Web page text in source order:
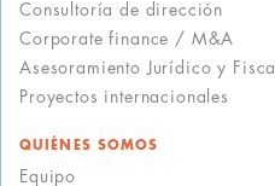
Consultoría de dirección
Corporate finance / M&A
Asesoramiento Jurídico y Fiscal
Proyectos internacionales
QUIÉNES SOMOS
Equipo